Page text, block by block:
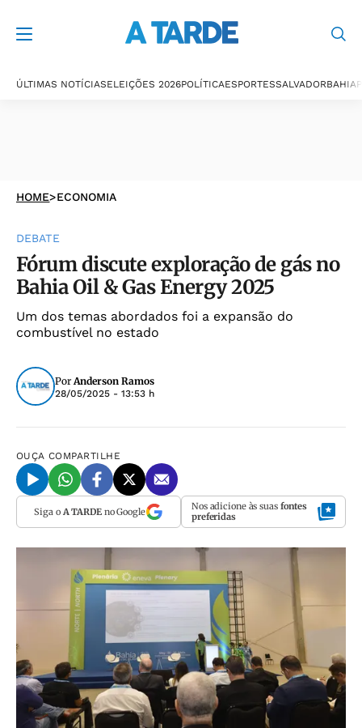
ÚLTIMAS NOTÍCIASELEIÇÕES 2026POLÍTICAESPORTESSALVADORBAHIA
HOME>ECONOMIA
DEBATE
Fórum discute exploração de gás no
Bahia Oil & Gas Energy 2025
Um dos temas abordados foi a expansão do
combustível no estado
PorAnderson Ramos
28/05/2025 - 13:53 h
OUÇA COMPARTILHE
Siga o A TARDEno Google Nos adicione às suas fontes
preferidas